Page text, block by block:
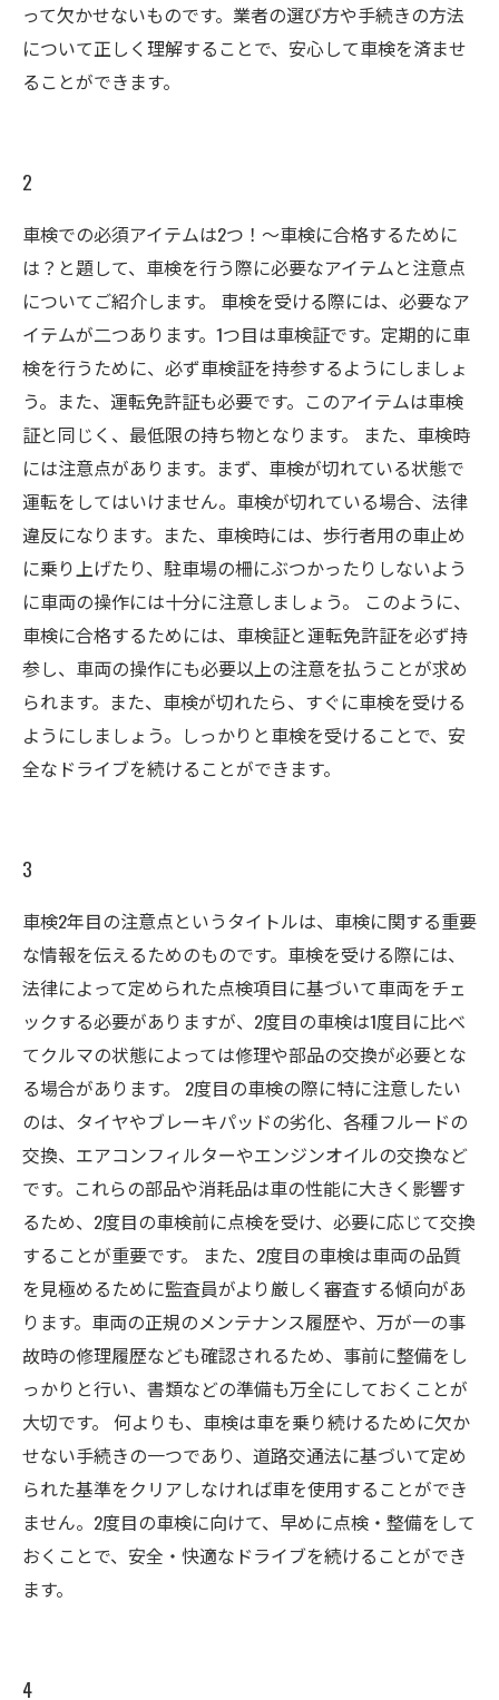
って欠かせないものです。業者の選び方や手続きの方法
について正しく理解することで、安心して車検を済ませ
ることができます。
2
車検での必須アイテムは2つ！〜車検に合格するために
は？と題して、車検を行う際に必要なアイテムと注意点
についてご紹介します。 車検を受ける際には、必要なア
イテムが二つあります。1つ目は車検証です。定期的に車
検を行うために、必ず車検証を持参するようにしましょ
う。また、運転免許証も必要です。このアイテムは車検
証と同じく、最低限の持ち物となります。 また、車検時
には注意点があります。まず、車検が切れている状態で
運転をしてはいけません。車検が切れている場合、法律
違反になります。また、車検時には、歩行者用の車止め
に乗り上げたり、駐車場の柵にぶつかったりしないよう
に車両の操作には十分に注意しましょう。 このように、
車検に合格するためには、車検証と運転免許証を必ず持
参し、車両の操作にも必要以上の注意を払うことが求め
られます。また、車検が切れたら、すぐに車検を受ける
ようにしましょう。しっかりと車検を受けることで、安
全なドライブを続けることができます。
3
車検2年目の注意点というタイトルは、車検に関する重要
な情報を伝えるためのものです。車検を受ける際には、
法律によって定められた点検項目に基づいて車両をチェ
ックする必要がありますが、2度目の車検は1度目に比べ
てクルマの状態によっては修理や部品の交換が必要とな
る場合があります。 2度目の車検の際に特に注意したい
のは、タイヤやブレーキパッドの劣化、各種フルードの
交換、エアコンフィルターやエンジンオイルの交換など
です。これらの部品や消耗品は車の性能に大きく影響す
るため、2度目の車検前に点検を受け、必要に応じて交換
することが重要です。 また、2度目の車検は車両の品質
を見極めるために監査員がより厳しく審査する傾向があ
ります。車両の正規のメンテナンス履歴や、万が一の事
故時の修理履歴なども確認されるため、事前に整備をし
っかりと行い、書類などの準備も万全にしておくことが
大切です。 何よりも、車検は車を乗り続けるために欠か
せない手続きの一つであり、道路交通法に基づいて定め
られた基準をクリアしなければ車を使用することができ
ません。2度目の車検に向けて、早めに点検・整備をして
おくことで、安全・快適なドライブを続けることができ
ます。
4